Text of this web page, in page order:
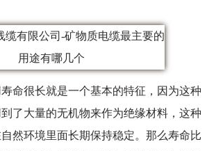
命很长就是一个基本的特征，因为这种
了大量的无机物来作为绝缘材料，这种
然环境里面长期保持稳定。那么寿命比